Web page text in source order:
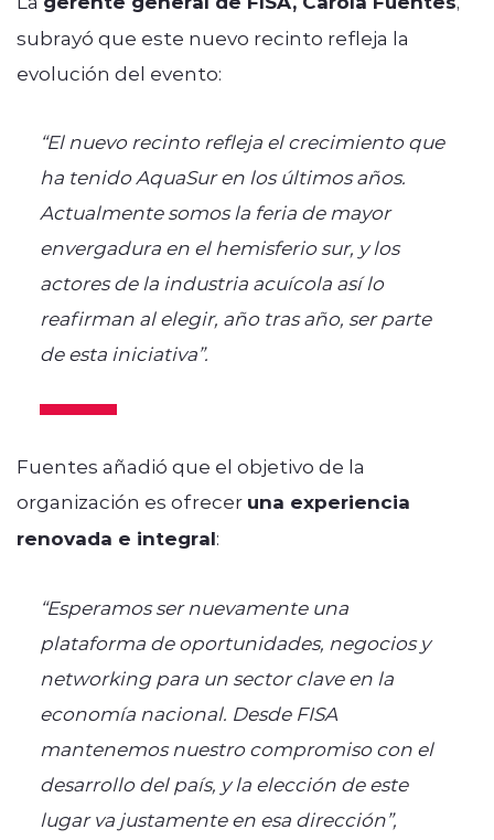
subrayó que este nuevo recinto refleja la
evolución del evento:
“El nuevo recinto refleja el crecimiento que
ha tenido AquaSur en los últimos años.
Actualmente somos la feria de mayor
envergadura en el hemisferio sur, y los
actores de la industria acuícola así lo
reafirman al elegir, año tras año, ser parte
de esta iniciativa”.
Fuentes añadió que el objetivo de la
organización es ofrecer una experiencia
renovada e integral:
“Esperamos ser nuevamente una
plataforma de oportunidades, negocios y
networking para un sector clave en la
economía nacional. Desde FISA
mantenemos nuestro compromiso con el
desarrollo del país, y la elección de este
lugar va justamente en esa dirección”,